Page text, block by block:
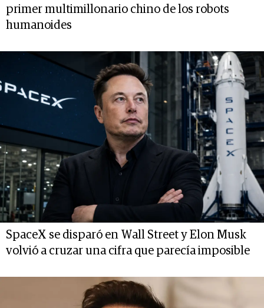
primer multimillonario chino de los robots
humanoides
SpaceX se disparó en Wall Street y Elon Musk
volvió a cruzar una cifra que parecía imposible